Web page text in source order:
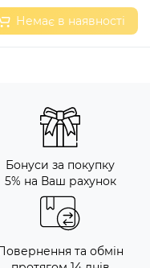
Немає в наявності
Бонуси за покупку
5% на Ваш рахунок
та обмін